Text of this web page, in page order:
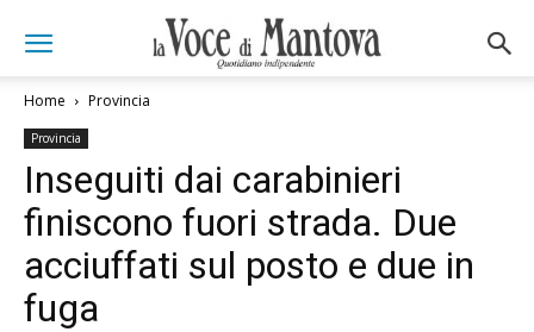
Home Provincia
Provincia
Inseguiti dai carabinieri
finiscono fuori strada. Due
acciuffati sul posto e due in
fuga